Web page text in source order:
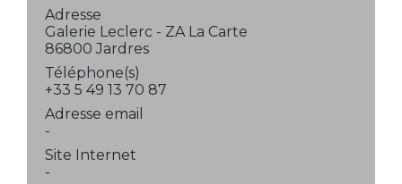
Adresse
Galerie Leclerc - ZA La Carte
86800 Jardres
Téléphone(s)
+33 5 49 13 70 87
Adresse email
-
Site Internet
-